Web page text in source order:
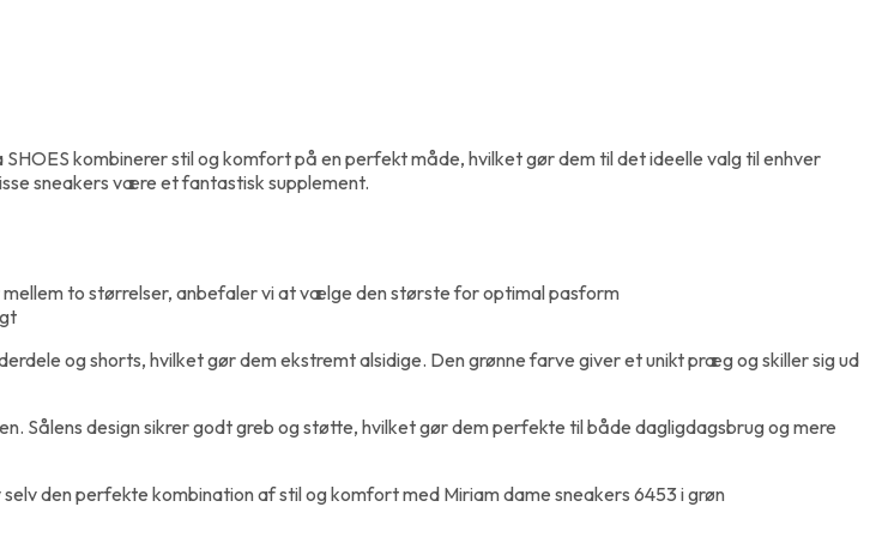
kombinerer stil og komfort på en perfekt måde, hvilket gør dem til det ideelle valg til enhver
sneakers være et fantastisk supplement.
to størrelser, anbefaler vi at vælge den største for optimal pasform
og shorts, hvilket gør dem ekstremt alsidige. Den grønne farve giver et unikt præg og skiller sig ud
Sålens design sikrer godt greb og støtte, hvilket gør dem perfekte til både dagligdagsbrug og mere
den perfekte kombination af stil og komfort med Miriam dame sneakers 6453 i grøn